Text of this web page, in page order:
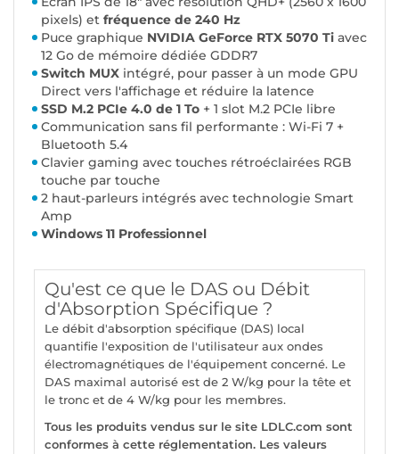
pixels) et fréquence de 240 Hz
Puce graphique NVIDIA GeForce RTX 5070 Ti avec
12 Go de mémoire dédiée GDDR7
Switch MUX intégré, pour passer à un mode GPU
Direct vers l'affichage et réduire la latence
SSD M.2 PCIe 4.0 de 1 To + 1 slot M.2 PCIe libre
Communication sans fil performante : Wi-Fi 7 +
Bluetooth 5.4
Clavier gaming avec touches rétroéclairées RGB
touche par touche
2 haut-parleurs intégrés avec technologie Smart
Amp
Windows 11 Professionnel
Qu'est ce que le DAS ou Débit
d'Absorption Spécifique ?
Le débit d'absorption spécifique (DAS) local
quantifie l'exposition de l'utilisateur aux ondes
électromagnétiques de l'équipement concerné. Le
DAS maximal autorisé est de 2 W/kg pour la tête et
le tronc et de 4 W/kg pour les membres.
Tous les produits vendus sur le site LDLC.com sont
conformes à cette réglementation. Les valeurs